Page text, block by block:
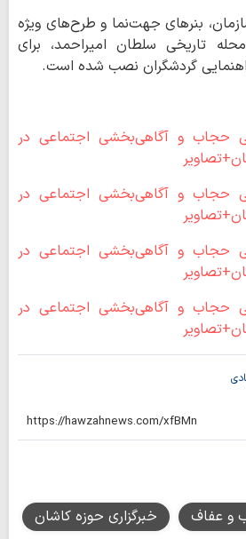
بنرهای جهت‌نما و طرح‌های ویژه
تاریخی سلطان‌ امیراحمد، برای
گردشگران نصب شده است.
و عفاف خبرگزاری حوزه کاشان